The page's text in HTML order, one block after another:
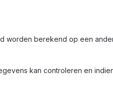
worden berekend op een
kan controleren en